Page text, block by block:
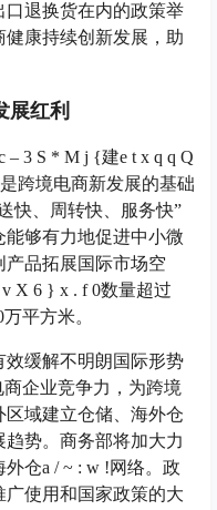
退换货在内的政策举
康持续创新发展，助
展红利
– 3 S * M j {建e t x q q Q
跨境电商新发展的基础
快、周转快、服务快”
够有力地促进中小微
品拓展国际市场空
v X 6 } x . f 0数量超过
万平方米。
缓解不明朗国际形势
企业竞争力，为跨境
域建立仓储、海外仓
势。商务部将加大力
外仓a / ~ : w !网络。政
使用和国家政策的大